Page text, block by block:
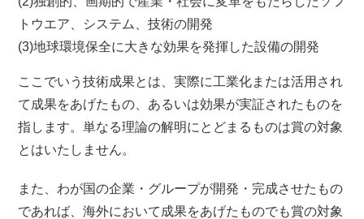
トウエア、システム、技術の開発
(3)地球環境保全に大きな効果を発揮した設備の開発
ここでいう技術成果とは、実際に工業化または活用され
て成果をあげたもの、あるいは効果が実証されたものを
指します。単なる理論の解明にとどまるものは賞の対象
とはいたしません。
また、わが国の企業・グループが開発・完成させたもの
であれば、海外において成果をあげたものでも賞の対象